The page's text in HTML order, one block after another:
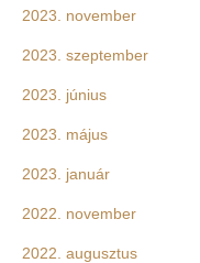
2023. november
2023. szeptember
2023. június
2023. május
2023. január
2022. november
2022. augusztus